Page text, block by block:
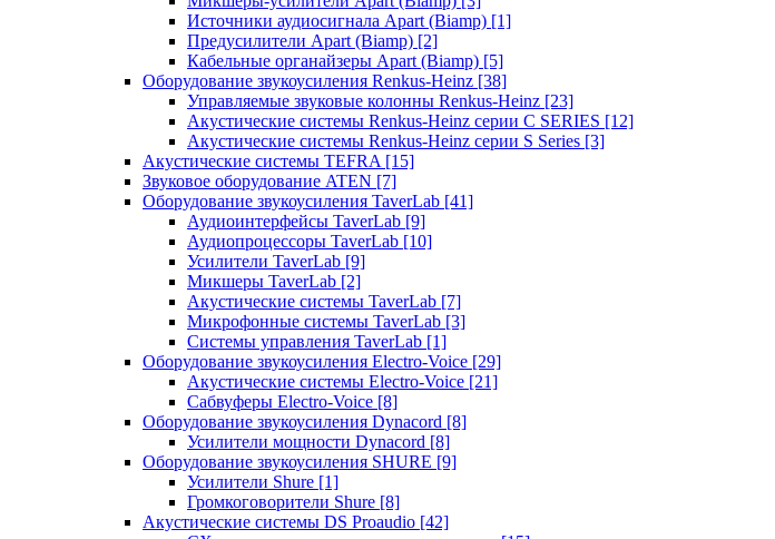
Источники аудиосигнала Apart (Biamp) [1]
Предусилители Apart (Biamp) [2]
Кабельные органайзеры Apart (Biamp) [5]
Оборудование звукоусиления Renkus-Heinz [38]
Управляемые звуковые колонны Renkus-Heinz [23]
Акустические системы Renkus-Heinz серии C SERIES [12]
Акустические системы Renkus-Heinz серии S Series [3]
Акустические системы TEFRA [15]
Звуковое оборудование ATEN [7]
Оборудование звукоусиления TaverLab [41]
Аудиоинтерфейсы TaverLab [9]
Аудиопроцессоры TaverLab [10]
Усилители TaverLab [9]
Микшеры TaverLab [2]
Акустические системы TaverLab [7]
Микрофонные системы TaverLab [3]
Системы управления TaverLab [1]
Оборудование звукоусиления Electro-Voice [29]
Акустические системы Electro-Voice [21]
Сабвуферы Electro-Voice [8]
Оборудование звукоусиления Dynacord [8]
Усилители мощности Dynacord [8]
Оборудование звукоусиления SHURE [9]
Усилители Shure [1]
Громкоговорители Shure [8]
Акустические системы DS Proaudio [42]